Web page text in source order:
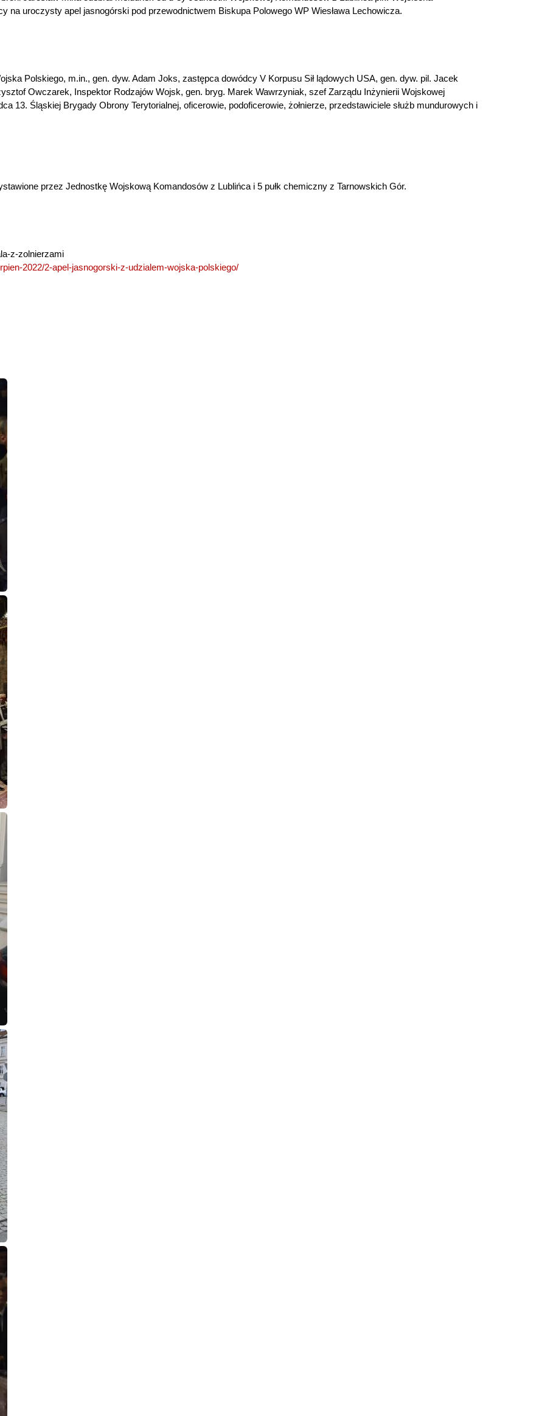
na uroczysty apel jasnogórski pod przewodnictwem Biskupa Polowego WP Wiesława Lechowicza.
Polskiego, m.in., gen. dyw. Adam Joks, zastępca dowódcy V Korpusu Sił lądowych USA, gen. dyw. pil. Jacek
Owczarek, Inspektor Rodzajów Wojsk, gen. bryg. Marek Wawrzyniak, szef Zarządu Inżynierii Wojskowej
13. Śląskiej Brygady Obrony Terytorialnej, oficerowie, podoficerowie, żołnierze, przedstawiciele służb mundurowych i
przez Jednostkę Wojskową Komandosów z Lublińca i 5 pułk chemiczny z Tarnowskich Gór.
z-zolnierzami
2022/2-apel-jasnogorski-z-udzialem-wojska-polskiego/